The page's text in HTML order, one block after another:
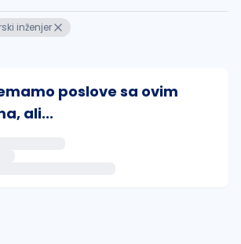
inženjer
poslove sa ovim
ali...